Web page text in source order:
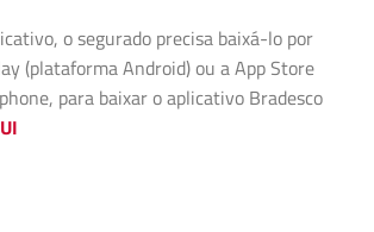
o segurado precisa baixá-lo por
(plataforma Android) ou a App Store
para baixar o aplicativo Bradesco